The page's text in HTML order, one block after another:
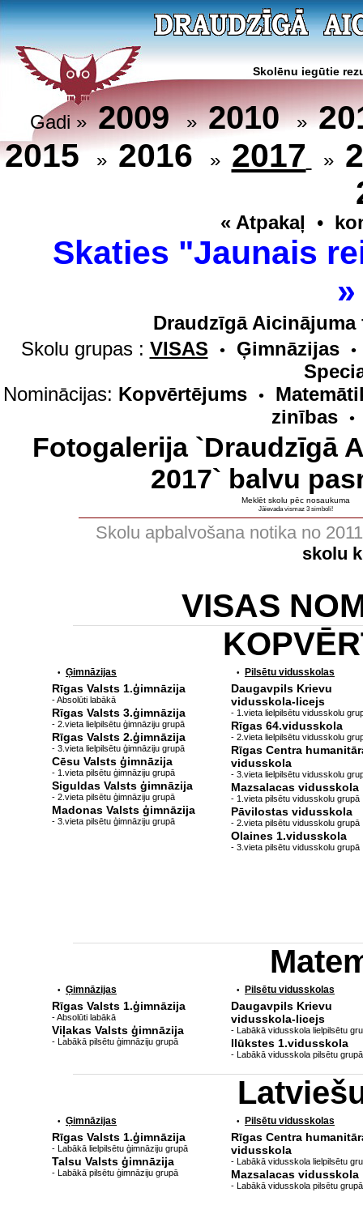
Skolēnu iegūtie
Gadi »2009 »2010 »
2015
» 2016 » 2017 »
« Atpakaļ •
Skaties "Jaunais
Draudzīgā
Skolu grupas : VISAS • Ģimnāzijas •
Nominācijas: Kopvērtējums •
zinības
•
Fotogalerija `Draudzīgā
2017` balvu
Meklēt skolu pēc nosaukuma
Jāievada vismaz 3 simboli!
Skolu apbalvošana notika no
skolu
VISAS
• Ģimnāzijas
Rīgas Valsts 1.ģimnāzija
- Absolūti labākā
Rīgas Valsts 3.ģimnāzija
- 2.vieta lielpilsētu ģimnāziju grupā
Rīgas Valsts 2.ģimnāzija
- 3.vieta lielpilsētu ģimnāziju grupā
Cēsu Valsts ģimnāzija
- 1.vieta pilsētu ģimnāziju grupā
Siguldas Valsts ģimnāzija
- 2.vieta pilsētu ģimnāziju grupā
Madonas Valsts ģimnāzija
- 3.vieta pilsētu ģimnāziju grupā
• Pilsētu vidusskolas
Daugavpils Krievu
vidusskola-licejs
- 1.vieta lielpilsētu vidusskolu
Rīgas 64.vidusskola
- 2.vieta lielpilsētu vidusskolu
Rīgas Centra
vidusskola
- 3.vieta lielpilsētu vidusskolu
Mazsalacas vidusskola
- 1.vieta pilsētu vidusskolu grupā
Pāvilostas vidusskola
- 2.vieta pilsētu vidusskolu grupā
Olaines 1.vidusskola
- 3.vieta pilsētu vidusskolu grupā
• Ģimnāzijas
Rīgas Valsts 1.ģimnāzija
- Absolūti labākā
Viļakas Valsts ģimnāzija
- Labākā pilsētu ģimnāziju grupā
• Pilsētu vidusskolas
Daugavpils Krievu
vidusskola-licejs
- Labākā vidusskola lielpilsētu
Ilūkstes 1.vidusskola
- Labākā vidusskola pilsētu grupā
• Ģimnāzijas
Rīgas Valsts 1.ģimnāzija
- Labākā lielpilsētu ģimnāziju grupā
Talsu Valsts ģimnāzija
- Labākā pilsētu ģimnāziju grupā
• Pilsētu vidusskolas
Rīgas Centra
vidusskola
- Labākā vidusskola lielpilsētu
Mazsalacas vidusskola
- Labākā vidusskola pilsētu grupā